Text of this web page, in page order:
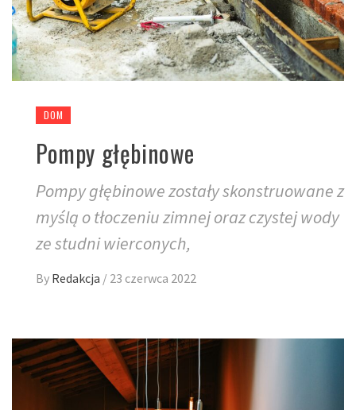
DOM
Pompy głębinowe
Pompy głębinowe zostały skonstruowane z
myślą o tłoczeniu zimnej oraz czystej wody
ze studni wierconych,
By Redakcja / 23 czerwca 2022